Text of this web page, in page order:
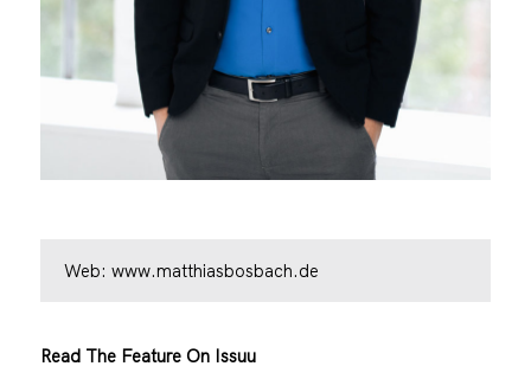
Web: www.matthiasbosbach.de
Read The Feature On Issuu